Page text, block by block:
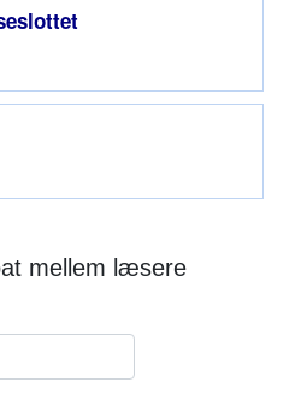
mellem læsere